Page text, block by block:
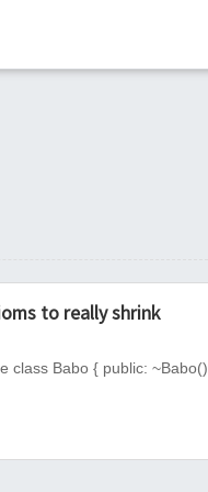
to really shrink
class Babo { public: ~Babo()